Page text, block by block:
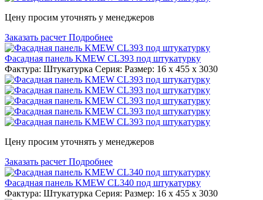
Цену просим уточнять у менеджеров
Заказать расчет Подробнее
Фасадная панель KMEW CL393 под штукатурку
Фактура: Штукатурка Серия: Размер: 16 x 455 x 3030
Цену просим уточнять у менеджеров
Заказать расчет Подробнее
Фасадная панель KMEW CL340 под штукатурку
Фактура: Штукатурка Серия: Размер: 16 x 455 x 3030